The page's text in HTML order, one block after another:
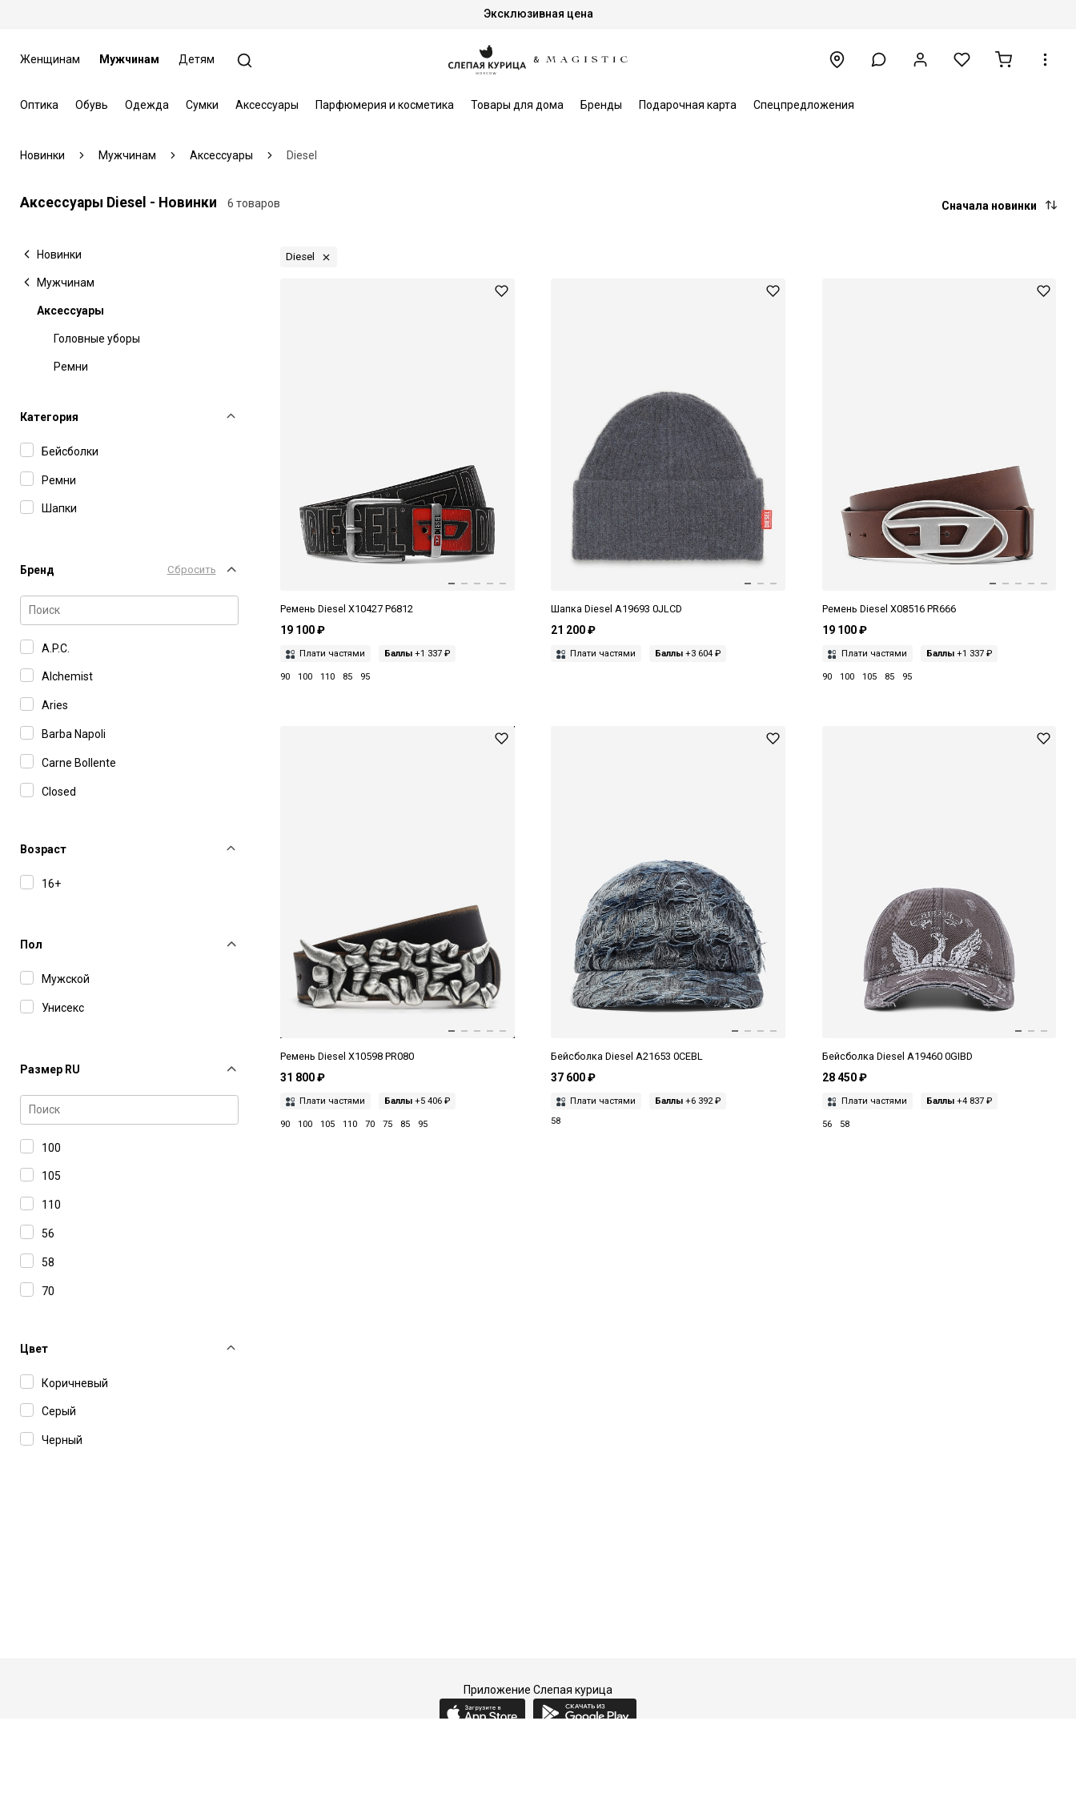
Эксклюзивная цена
Женщинам Мужчинам Детям
Оптика Обувь Одежда Сумки Аксессуары Парфюмерия и косметика Товары для дома Бренды Подарочная карта Спецпредложения
Новинки Мужчинам Аксессуары Diesel
Аксессуары Diesel - Новинки 6 товаров Сначала новинки
Новинки
Мужчинам
Аксессуары
Головные уборы
Ремни
Категория
Бейсболки
Ремни
Шапки
Бренд Сбросить
A.P.C.
Alchemist
Aries
Barba Napoli
Carne Bollente
Closed
Diesel
Drôle De Monsieur
Louis XIV
MC2 Saint Barth
Возраст
16+
Пол
Мужской
Унисекс
Размер RU
100
105
110
56
58
70
85
90
95
Цвет
Коричневый
Серый
Черный
Diesel
Ремень Diesel X10427 P6812
19 100 ₽
Плати частями Баллы +1 337 ₽
90 100 110 85 95
Шапка Diesel A19693 0JLCD
21 200 ₽
Плати частями Баллы +3 604 ₽
Ремень Diesel X08516 PR666
19 100 ₽
Плати частями Баллы+1 337 ₽
90 100 105 85 95
Ремень Diesel X10598 PR080
31 800 ₽
Плати частями Баллы +5 406 ₽
90 100 105 110 70 75 85 95
Бейсболка Diesel A21653 0CEBL
37 600 ₽
Плати частями Баллы +6 392 ₽
58
Бейсболка Diesel A19460 0GIBD
28 450 ₽
Плати частями Баллы+4 837 ₽
56 58
Приложение Слепая курица